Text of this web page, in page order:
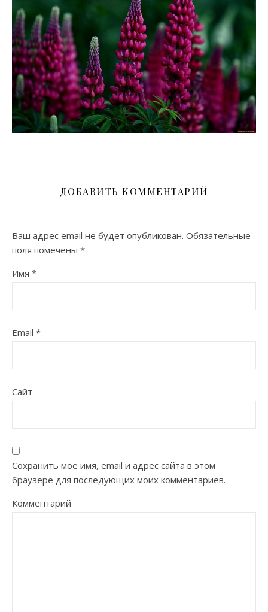
ДОБАВИТЬ КОММЕНТАРИЙ
Ваш адрес email не будет опубликован. Обязательные
поля помечены *
Имя *
Email *
Сайт
Сохранить моё имя, email и адрес сайта в этом
браузере для последующих моих комментариев.
Комментарий